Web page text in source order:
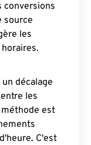
conversions
source
les
décalage
les
est
C'est